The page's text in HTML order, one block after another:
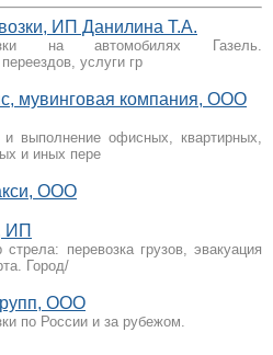
ИП Данилина Т.А.
на автомобилях Газель.
услуги гр
мувинговая компания, ООО
и выполнение офисных, квартирных,
и иных пере
ООО
ИП
стрела: перевозка грузов, эвакуация
Город/
ООО
по России и за рубежом.